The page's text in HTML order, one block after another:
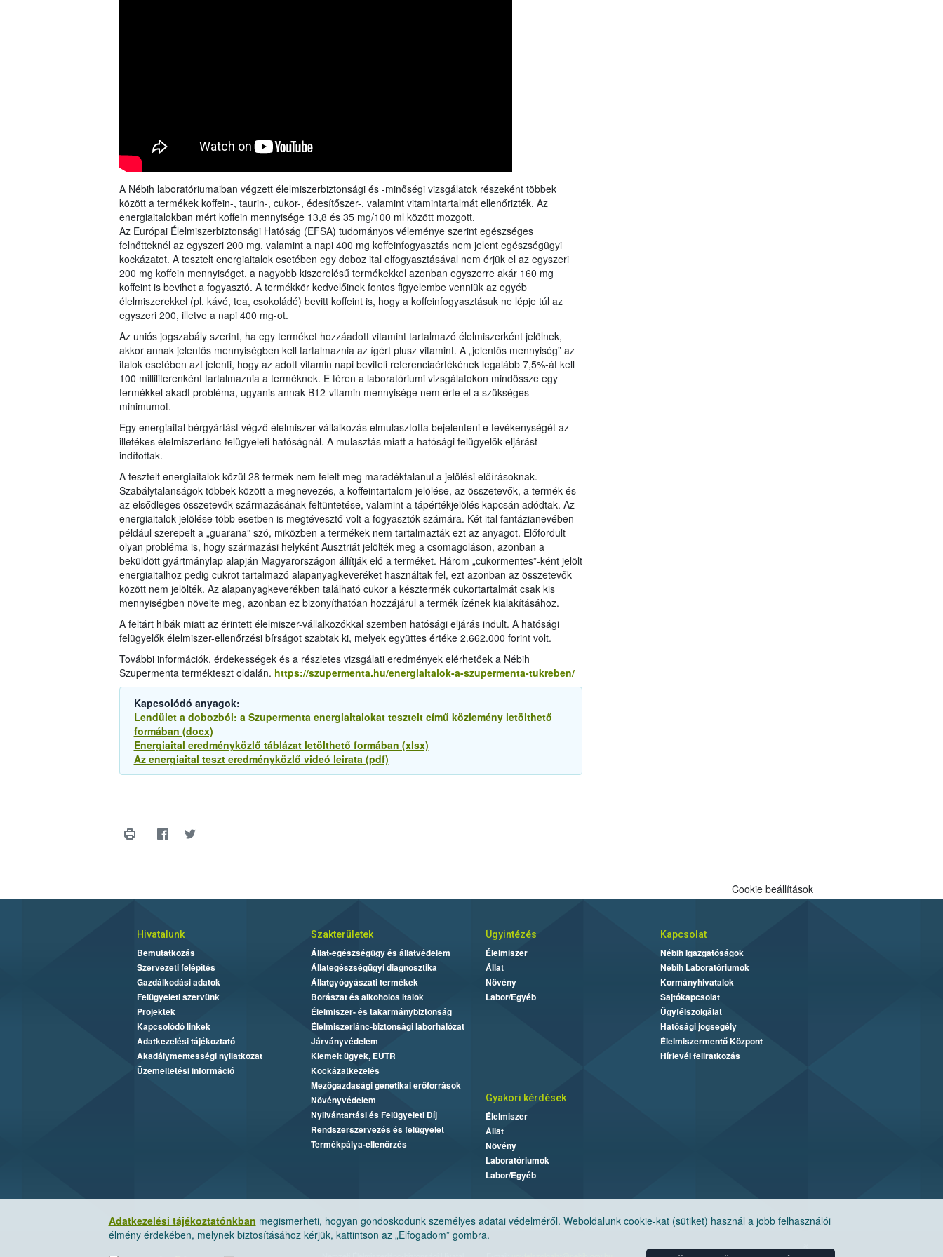
A Nébih laboratóriumaiban végzett élelmiszerbiztonsági és -minőségi vizsgálatok részeként többek
között a termékek koffein-, taurin-, cukor-, édesítőszer-, valamint vitamintartalmát ellenőrizték. Az
energiaitalokban mért koffein mennyisége 13,8 és 35 mg/100 ml között mozgott.
Az Európai Élelmiszerbiztonsági Hatóság (EFSA) tudományos véleménye szerint egészséges
felnőtteknél az egyszeri 200 mg, valamint a napi 400 mg koffeinfogyasztás nem jelent egészségügyi
kockázatot. A tesztelt energiaitalok esetében egy doboz ital elfogyasztásával nem érjük el az egyszeri
200 mg koffein mennyiséget, a nagyobb kiszerelésű termékekkel azonban egyszerre akár 160 mg
koffeint is bevihet a fogyasztó. A termékkör kedvelőinek fontos figyelembe venniük az egyéb
élelmiszerekkel (pl. kávé, tea, csokoládé) bevitt koffeint is, hogy a koffeinfogyasztásuk ne lépje túl az
egyszeri 200, illetve a napi 400 mg-ot.
Az uniós jogszabály szerint, ha egy terméket hozzáadott vitamint tartalmazó élelmiszerként jelölnek,
akkor annak jelentős mennyiségben kell tartalmaznia az ígért plusz vitamint. A „jelentős mennyiség” az
italok esetében azt jelenti, hogy az adott vitamin napi beviteli referenciaértékének legalább 7,5%-át kell
100 milliliterenként tartalmaznia a terméknek. E téren a laboratóriumi vizsgálatokon mindössze egy
termékkel akadt probléma, ugyanis annak B12-vitamin mennyisége nem érte el a szükséges
minimumot.
Egy energiaital bérgyártást végző élelmiszer-vállalkozás elmulasztotta bejelenteni e tevékenységét az
illetékes élelmiszerlánc-felügyeleti hatóságnál. A mulasztás miatt a hatósági felügyelők eljárást
indítottak.
A tesztelt energiaitalok közül 28 termék nem felelt meg maradéktalanul a jelölési előírásoknak.
Szabálytalanságok többek között a megnevezés, a koffeintartalom jelölése, az összetevők, a termék és
az elsődleges összetevők származásának feltüntetése, valamint a tápértékjelölés kapcsán adódtak. Az
energiaitalok jelölése több esetben is megtévesztő volt a fogyasztók számára. Két ital fantázianevében
például szerepelt a „guarana” szó, miközben a termékek nem tartalmazták ezt az anyagot. Előfordult
olyan probléma is, hogy származási helyként Ausztriát jelölték meg a csomagoláson, azonban a
beküldött gyártmánylap alapján Magyarországon állítják elő a terméket. Három „cukormentes”-ként jelölt
energiaitalhoz pedig cukrot tartalmazó alapanyagkeveréket használtak fel, ezt azonban az összetevők
között nem jelölték. Az alapanyagkeverékben található cukor a késztermék cukortartalmát csak kis
mennyiségben növelte meg, azonban ez bizonyíthatóan hozzájárul a termék ízének kialakításához.
A feltárt hibák miatt az érintett élelmiszer-vállalkozókkal szemben hatósági eljárás indult. A hatósági
felügyelők élelmiszer-ellenőrzési bírságot szabtak ki, melyek együttes értéke 2.662.000 forint volt.
További információk, érdekességek és a részletes vizsgálati eredmények elérhetőek a Nébih
Szupermenta termékteszt oldalán. https://szupermenta.hu/energiaitalok-a-szupermenta-tukreben/
Kapcsolódó anyagok:
Lendület a dobozból: a Szupermenta energiaitalokat tesztelt című közlemény letölthető
formában (docx)
Energiaital eredményközlő táblázat letölthető formában (xlsx)
Az energiaital teszt eredményközlő videó leirata (pdf)
Adatkezelési tájékoztatónkban megismerheti, hogyan gondoskodunk személyes adatai védelméről. Weboldalunk cookie-kat (sütiket) használ a jobb felhasználói
élmény érdekében, melynek biztosításához kérjük, kattintson az „Elfogadom” gombra.
Cookie beállítások
Hivatalunk
Bemutatkozás
Szervezeti felépítés
Gazdálkodási adatok
Felügyeleti szervünk
Projektek
Kapcsolódó linkek
Adatkezelési tájékoztató
Akadálymentességi nyilatkozat
Üzemeltetési információ
Szakterületek
Állat-egészségügy és állatvédelem
Állategészségügyi diagnosztika
Állatgyógyászati termékek
Borászat és alkoholos italok
Élelmiszer- és takarmánybiztonság
Élelmiszerlánc-biztonsági laborhálózat
Járványvédelem
Kiemelt ügyek, EUTR
Kockázatkezelés
Mezőgazdasági genetikai erőforrások
Növényvédelem
Nyilvántartási és Felügyeleti Díj
Rendszerszervezés és felügyelet
Termékpálya-ellenőrzés
Ügyintézés
Élelmiszer
Állat
Növény
Labor/Egyéb
Kapcsolat
Nébih Igazgatóságok
Nébih Laboratóriumok
Kormányhivatalok
Sajtókapcsolat
Ügyfélszolgálat
Hatósági jogsegély
Élelmiszermentő Központ
Hírlevél feliratkozás
Gyakori kérdések
Élelmiszer
Állat
Növény
Laboratóriumok
Labor/Egyéb